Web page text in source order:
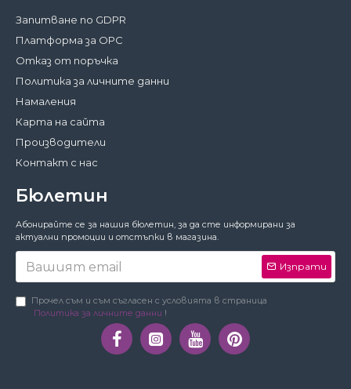
За да работи този сайт както трябва,
понякога запазваме на вашето устройство
малки файлове с данни, наричани
данни! Подробности
Предпочитания Приемам
Запитване по GDPR
Платформа за ОРС
Отказ от поръчка
Политика за личните данни
Намаления
Карта на сайта
Производители
Контакт с нас
Бюлетин
Абонирайте се за нашия бюлетин, за да сте информирани за
актуални промоции и отстъпки в магазина.
Изпрати
Прочел съм и съм съгласен с условията в страница
Политика за личните данни !